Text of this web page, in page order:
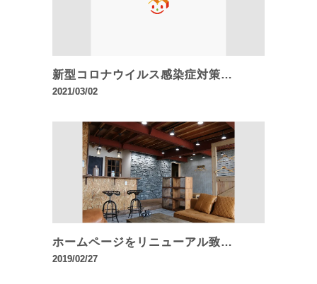
新型コロナウイルス感染症対策…
2021/03/02
ホームページをリニューアル致…
2019/02/27